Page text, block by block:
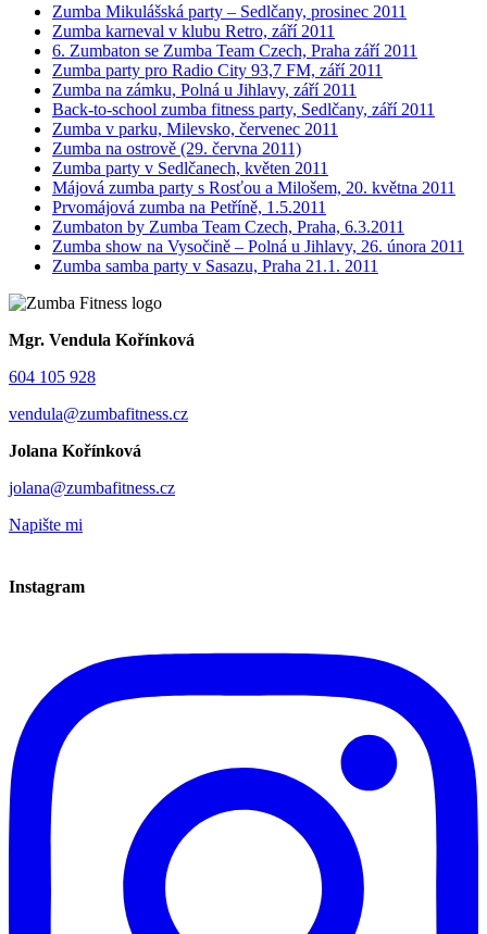
Zumba Mikulášská party – Sedlčany, prosinec 2011
Zumba karneval v klubu Retro, září 2011
6. Zumbaton se Zumba Team Czech, Praha září 2011
Zumba party pro Radio City 93,7 FM, září 2011
Zumba na zámku, Polná u Jihlavy, září 2011
Back-to-school zumba fitness party, Sedlčany, září 2011
Zumba v parku, Milevsko, červenec 2011
Zumba na ostrově (29. června 2011)
Zumba party v Sedlčanech, květen 2011
Májová zumba party s Rosťou a Milošem, 20. května 2011
Prvomájová zumba na Petříně, 1.5.2011
Zumbaton by Zumba Team Czech, Praha, 6.3.2011
Zumba show na Vysočině – Polná u Jihlavy, 26. února 2011
Zumba samba party v Sasazu, Praha 21.1. 2011
Mgr. Vendula Kořínková
604 105 928
vendula@zumbafitness.cz
Jolana Kořínková
jolana@zumbafitness.cz
Napište mi
Instagram